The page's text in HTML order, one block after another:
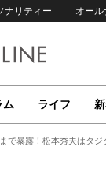
ナリティー オー
ム ライフ
で暴露！松本秀夫はタジ